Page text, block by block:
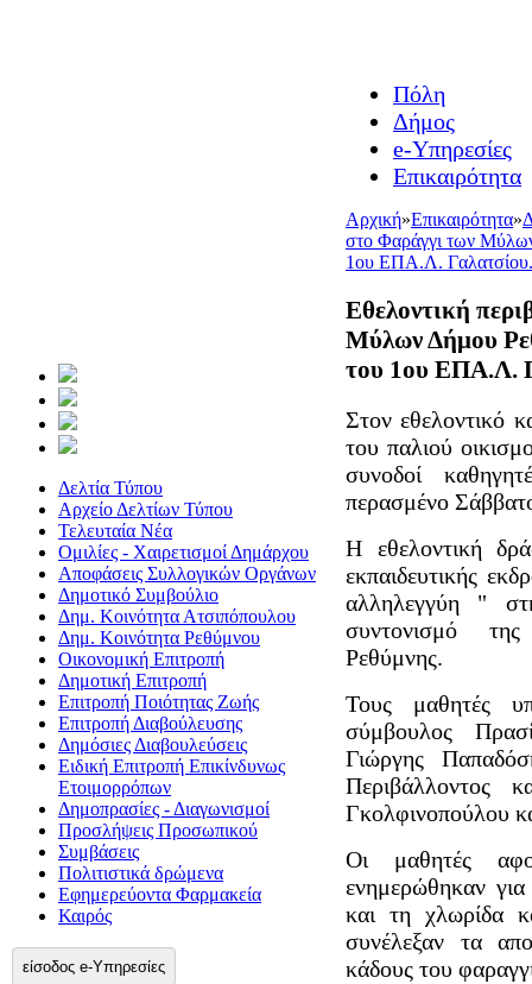
Δελτία Τύπου
Αρχείο Δελτίων Τύπου
Τελευταία Νέα
Ομιλίες - Χαιρετισμοί Δημάρχου
Αποφάσεις Συλλογικών Οργάνων
Δημοτικό Συμβούλιο
Δημ. Κοινότητα Ατσιπόπουλου
Δημ. Κοινότητα Ρεθύμνου
Οικονομική Επιτροπή
Δημοτική Επιτροπή
Επιτροπή Ποιότητας Ζωής
Επιτροπή Διαβούλευσης
Δημόσιες Διαβουλεύσεις
Ειδική Επιτροπή Επικίνδυνως
Ετοιμορρόπων
Δημοπρασίες - Διαγωνισμοί
Προσλήψεις Προσωπικού
Συμβάσεις
Πολιτιστικά δρώμενα
Εφημερεύοντα Φαρμακεία
Καιρός
είσοδος e-Υπηρεσίες
Πόλη
Δήμος
e-Υπηρεσίες
Επικαιρότητα
Αρχική»Επικαιρότητα»
στο Φαράγγι των
1ου ΕΠΑ.Λ.
Εθελοντική
Μύλων Δήμου
του 1ου ΕΠΑ.Λ.
Στον εθελοντικό
του παλιού
συνοδοί
περασμένο
Η εθελοντική
εκπαιδευτικής
αλληλεγγύη "
συντονισμό
Ρεθύμνης.
Τους μαθητές
σύμβουλος
Γιώργης
Περιβάλλοντος
Γκολφινοπούλου
Οι μαθητές
ενημερώθηκαν για
και τη χλωρίδα
συνέλεξαν τα
κάδους του